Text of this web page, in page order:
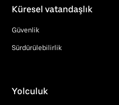
Küresel vatandaşlık
Güvenlik
Sürdürülebilirlik
Yolculuk